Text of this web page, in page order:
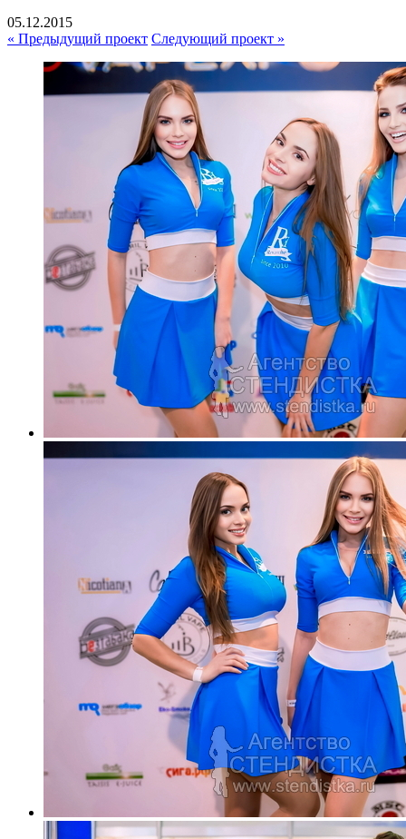
05.12.2015
« Предыдущий проект Следующий проект »